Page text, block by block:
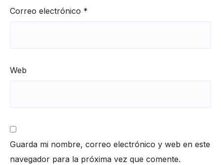
Correo electrónico *
Web
Guarda mi nombre, correo electrónico y web en este
navegador para la próxima vez que comente.